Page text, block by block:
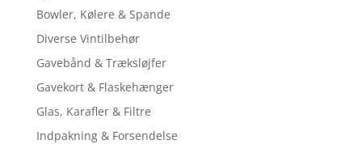
Bowler, Kølere & Spande
Diverse Vintilbehør
Gavebånd & Træksløjfer
Gavekort & Flaskehænger
Glas, Karafler & Filtre
Indpakning & Forsendelse